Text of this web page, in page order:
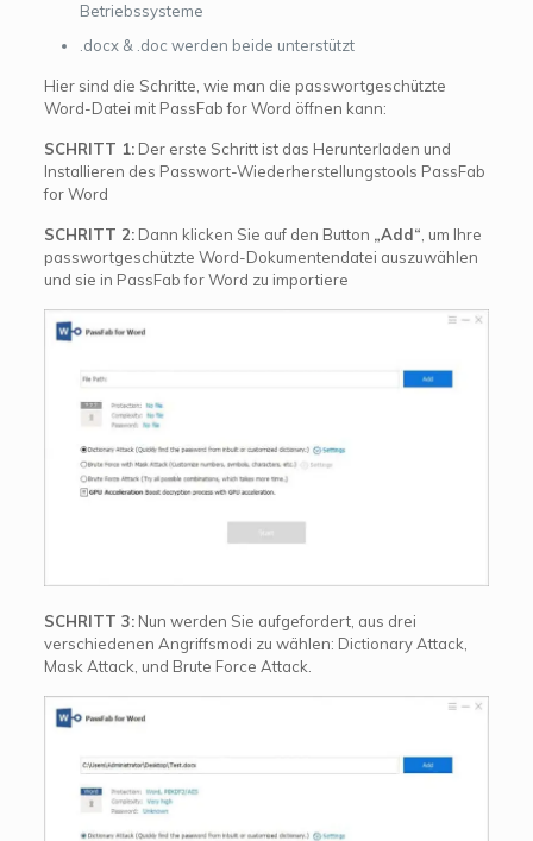
Betriebssysteme
.docx & .doc werden beide unterstützt
Hier sind die Schritte, wie man die passwortgeschützte
Word-Datei mit PassFab for Word öffnen kann:
SCHRITT 1:Der erste Schritt ist das Herunterladen und
Installieren des Passwort-Wiederherstellungstools PassFab
for Word
SCHRITT 2:Dann klicken Sie auf den Button „Add“ , um Ihre
passwortgeschützte Word-Dokumentendatei auszuwählen
und sie in PassFab for Word zu importiere
SCHRITT 3:Nun werden Sie aufgefordert, aus drei
verschiedenen Angriffsmodi zu wählen: Dictionary Attack,
Mask Attack, und Brute Force Attack.